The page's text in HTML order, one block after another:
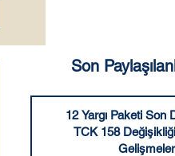
Son
12 Yargı Paketi Son
TCK 158
Gelişmeler